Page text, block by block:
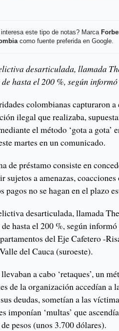
este tipo de notas? Marca
como fuente preferida en Google.
desarticulada, llamada
de hasta el 200 %, según
colombianas capturaron
ilegal que realizaba,
el método ‘gota a
martes en un comunicado.
de préstamo consiste en
sujetos a amenazas,
pagos no se hagan en el plazo
desarticulada, llamada
hasta el 200 %, según
del Eje Cafetero -
del Cauca (suroeste).
a cabo ‘retaques’, un
de la organización accedían a
deudas, sometían a las
imponían ‘multas’ que
pesos (unos 3.700 dólares).